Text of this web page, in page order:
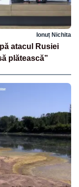
Ionuț Nichita
atacul Rusiei
plătească”